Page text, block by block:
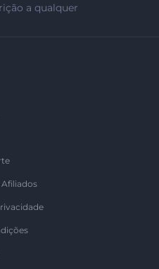
a qualquer